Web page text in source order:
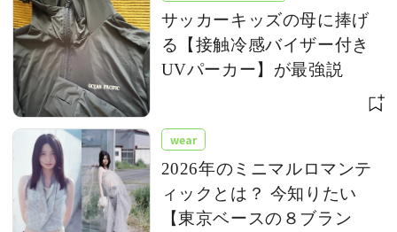
サッカーキッズの母に捧げ
る【接触冷感バイザー付き
UVパーカー】が最強説
wear
2026年のミニマルロマンテ
ィックとは？ 今知りたい
【東京ベースの８ブラン